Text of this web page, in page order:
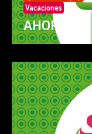
Vacaciones
AHORA SÍ!